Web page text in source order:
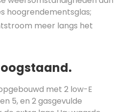
hoogrendementsglas;
meer langs het
met 2 low-E
5, en 2 gasgevulde